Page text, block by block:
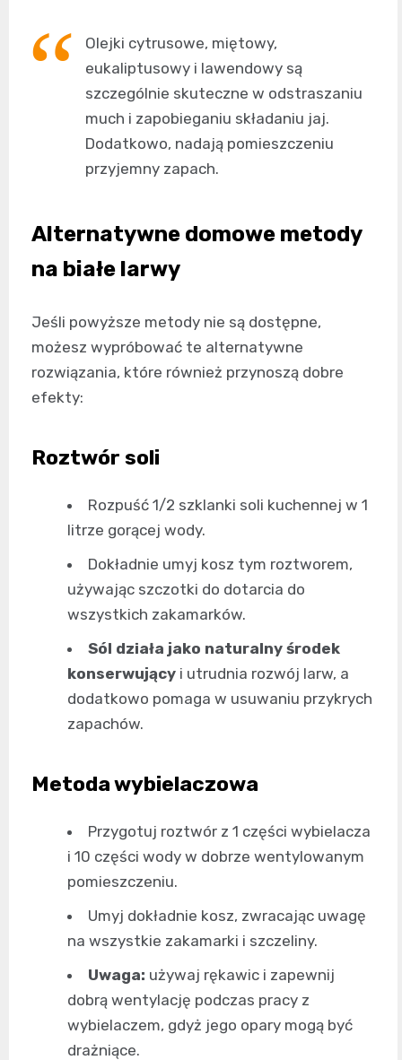
Olejki cytrusowe, miętowy,
eukaliptusowy i lawendowy są
szczególnie skuteczne w odstraszaniu
much i zapobieganiu składaniu jaj.
Dodatkowo, nadają pomieszczeniu
przyjemny zapach.
Alternatywne domowe metody
na białe larwy
Jeśli powyższe metody nie są dostępne,
możesz wypróbować te alternatywne
rozwiązania, które również przynoszą dobre
efekty:
Roztwór soli
Rozpuść 1/2 szklanki soli kuchennej w 1
litrze gorącej wody.
Dokładnie umyj kosz tym roztworem,
używając szczotki do dotarcia do
wszystkich zakamarków.
Sól działa jako naturalny środek
konserwujący i utrudnia rozwój larw, a
dodatkowo pomaga w usuwaniu przykrych
zapachów.
Metoda wybielaczowa
Przygotuj roztwór z 1 części wybielacza
i 10 części wody w dobrze wentylowanym
pomieszczeniu.
Umyj dokładnie kosz, zwracając uwagę
na wszystkie zakamarki i szczeliny.
Uwaga: używaj rękawic i zapewnij
dobrą wentylację podczas pracy z
wybielaczem, gdyż jego opary mogą być
drażniące.